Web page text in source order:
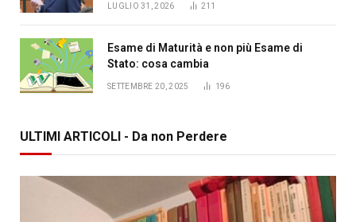
LUGLIO 31, 2026 211
Esame di Maturità e non più Esame di
Stato: cosa cambia
SETTEMBRE 20, 2025 196
ULTIMI ARTICOLI - Da non Perdere